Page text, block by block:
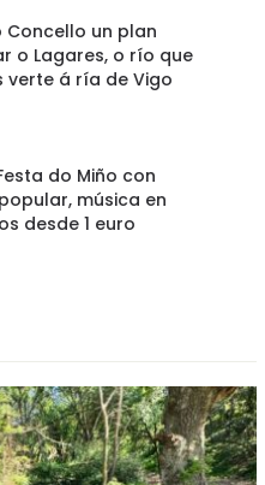
Concello un plan
o Lagares, o río que
verte á ría de Vigo
do Miño con
música en
desde 1 euro